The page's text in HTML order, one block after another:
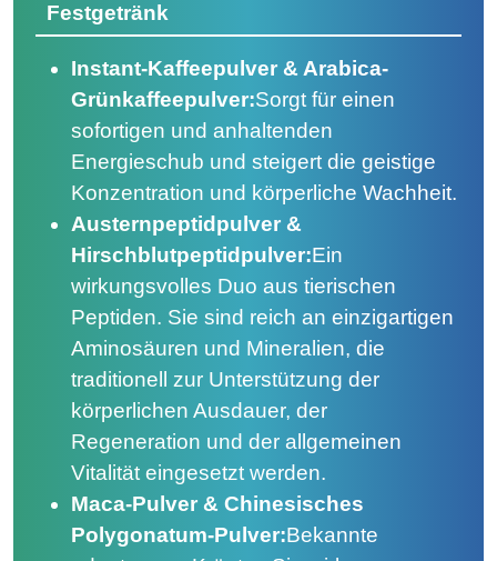
Festgetränk
Instant-Kaffeepulver & Arabica-
Grünkaffeepulver:Sorgt für einen
sofortigen und anhaltenden
Energieschub und steigert die geistige
Konzentration und körperliche Wachheit.
Austernpeptidpulver &
Hirschblutpeptidpulver:Ein
wirkungsvolles Duo aus tierischen
Peptiden. Sie sind reich an einzigartigen
Aminosäuren und Mineralien, die
traditionell zur Unterstützung der
körperlichen Ausdauer, der
Regeneration und der allgemeinen
Vitalität eingesetzt werden.
Maca-Pulver & Chinesisches
Polygonatum-Pulver:Bekannte